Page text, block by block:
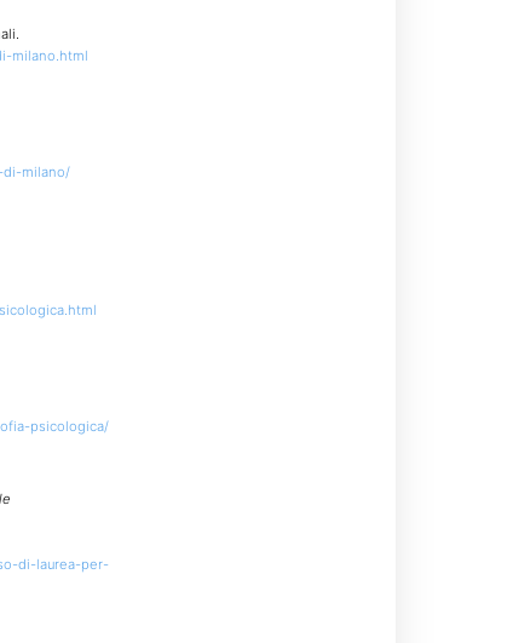
milano.html
di-milano/
psicologica/
di-laurea-per-